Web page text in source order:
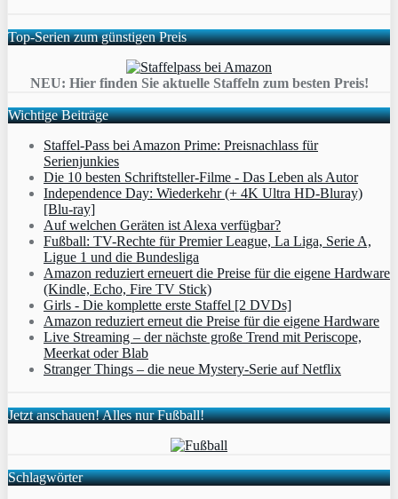
Top-Serien zum günstigen Preis
NEU: Hier finden Sie aktuelle Staffeln zum besten Preis!
Wichtige Beiträge
Staffel-Pass bei Amazon Prime: Preisnachlass für
Serienjunkies
Die 10 besten Schriftsteller-Filme - Das Leben als Autor
Independence Day: Wiederkehr (+ 4K Ultra HD-Bluray)
[Blu-ray]
Auf welchen Geräten ist Alexa verfügbar?
Fußball: TV-Rechte für Premier League, La Liga, Serie A,
Ligue 1 und die Bundesliga
Amazon reduziert erneuert die Preise für die eigene Hardware
(Kindle, Echo, Fire TV Stick)
Girls - Die komplette erste Staffel [2 DVDs]
Amazon reduziert erneut die Preise für die eigene Hardware
Live Streaming – der nächste große Trend mit Periscope,
Meerkat oder Blab
Stranger Things – die neue Mystery-Serie auf Netflix
Jetzt anschauen! Alles nur Fußball!
Schlagwörter